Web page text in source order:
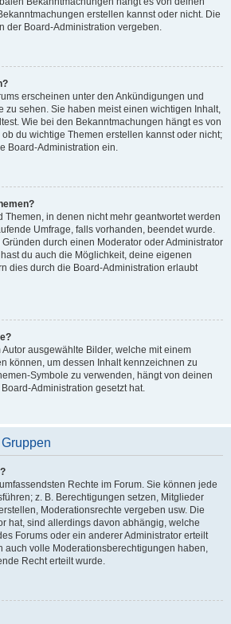
erstellen kannst oder nicht. Die
der Board-Administration vergeben.
erscheinen unter den Ankündigungen und
zu sehen. Sie haben meist einen wichtigen Inhalt,
Wie bei den Bekanntmachungen hängt es von
du wichtige Themen erstellen kannst oder nicht;
Board-Administration ein.
Themen, in denen nicht mehr geantwortet werden
Umfrage, falls vorhanden, beendet wurde.
durch einen Moderator oder Administrator
du auch die Möglichkeit, deine eigenen
dies durch die Board-Administration erlaubt
ausgewählte Bilder, welche mit einem
können, um dessen Inhalt kennzeichnen zu
Symbole zu verwenden, hängt von deinen
Administration gesetzt hat.
Rechte im Forum. Sie können jede
z. B. Berechtigungen setzen, Mitglieder
Moderationsrechte vergeben usw. Die
hat, sind allerdings davon abhängig, welche
Forums oder ein anderer Administrator erteilt
auch volle Moderationsberechtigungen haben,
Recht erteilt wurde.